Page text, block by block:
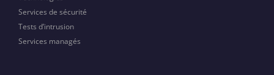
Services de sécurité
Tests d’intrusion
Services managés